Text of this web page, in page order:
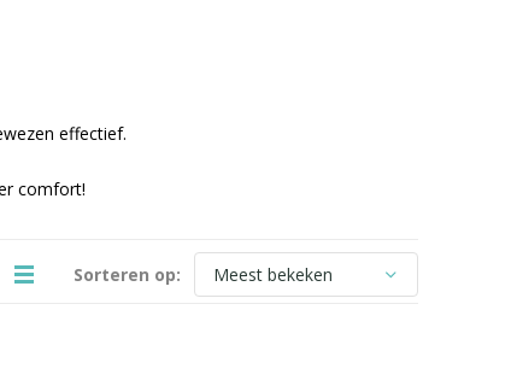
effectief.
comfort!
Sorteren op: